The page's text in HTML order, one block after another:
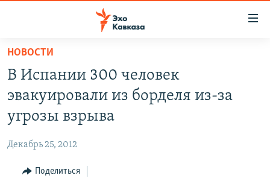
Вернуться
основному
содержанию
Вернутся
главной
навигации
Вернутся
СУХУМИ
ВЕСЬ КАВКАЗ
СЕВЕРНЫЙ КАВКАЗ
ТЕМЫ
НОВОСТИ
В Испании 300 человек
эвакуировали из борделя из-за
угрозы взрыва
Декабрь 25, 2012
Поделиться